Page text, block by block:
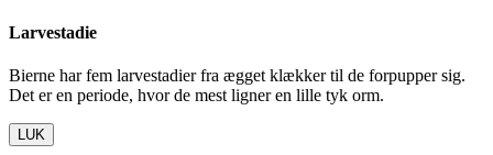
Larvestadie
Bierne har fem larvestadier fra ægget klækker til de forpupper sig.
Det er en periode, hvor de mest ligner en lille tyk orm.
LUK